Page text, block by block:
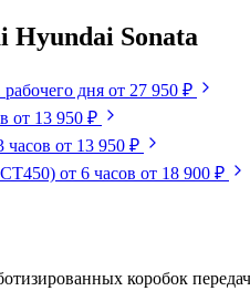
Hyundai Sonata
рабочего дня от 27 950 ₽
от 13 950 ₽
часов от 13 950 ₽
от 6 часов от 18 900 ₽
коробок